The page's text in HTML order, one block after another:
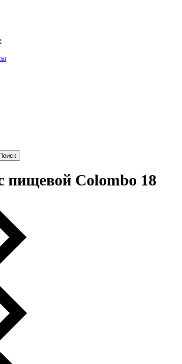
пищевой Colombo 18